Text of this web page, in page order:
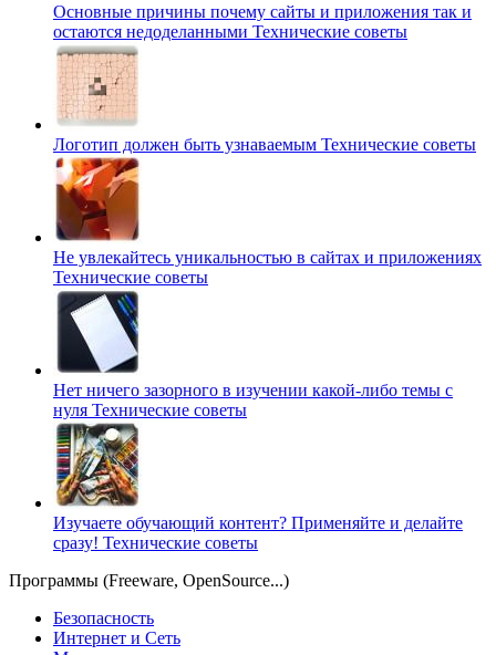
Основные причины почему сайты и приложения так и
остаются недоделанными Технические советы
Логотип должен быть узнаваемым Технические советы
Не увлекайтесь уникальностью в сайтах и приложениях
Технические советы
Нет ничего зазорного в изучении какой-либо темы с
нуля Технические советы
Изучаете обучающий контент? Применяйте и делайте
сразу! Технические советы
Программы (Freeware, OpenSource...)
Безопасность
Интернет и Сеть